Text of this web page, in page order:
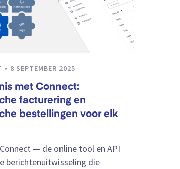
8 SEPTEMBER 2025
met Connect:
facturering en
bestellingen voor elk
— de online tool en API
berichtenuitwisseling die